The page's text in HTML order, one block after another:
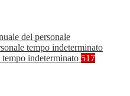
del personale
tempo indeterminato
tempo indeterminato 517